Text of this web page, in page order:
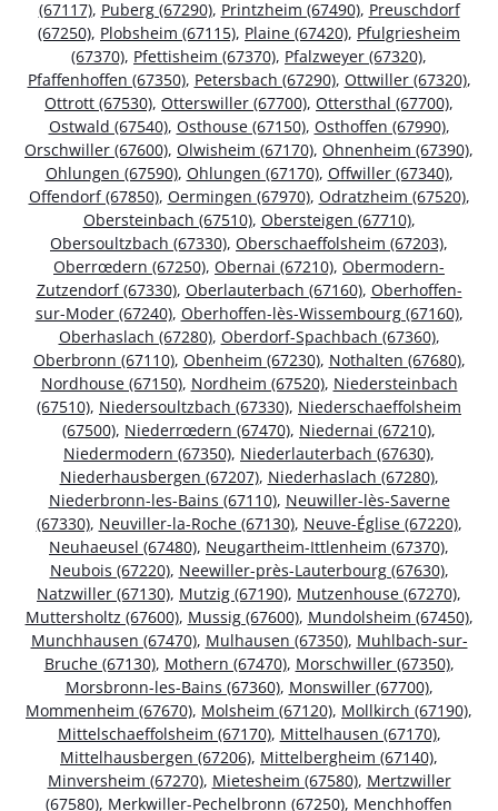
(67117), Puberg (67290), Printzheim (67490), Preuschdorf
(67250), Plobsheim (67115), Plaine (67420), Pfulgriesheim
(67370), Pfettisheim (67370), Pfalzweyer (67320),
Pfaffenhoffen (67350), Petersbach (67290), Ottwiller (67320),
Ottrott (67530), Otterswiller (67700), Ottersthal (67700),
Ostwald (67540), Osthouse (67150), Osthoffen (67990),
Orschwiller (67600), Olwisheim (67170), Ohnenheim (67390),
Ohlungen (67590), Ohlungen (67170), Offwiller (67340),
Offendorf (67850), Oermingen (67970), Odratzheim (67520),
Obersteinbach (67510), Obersteigen (67710),
Obersoultzbach (67330), Oberschaeffolsheim (67203),
Oberrœdern (67250), Obernai (67210), Obermodern-
Zutzendorf (67330), Oberlauterbach (67160), Oberhoffen-
sur-Moder (67240), Oberhoffen-lès-Wissembourg (67160),
Oberhaslach (67280), Oberdorf-Spachbach (67360),
Oberbronn (67110), Obenheim (67230), Nothalten (67680),
Nordhouse (67150), Nordheim (67520), Niedersteinbach
(67510), Niedersoultzbach (67330), Niederschaeffolsheim
(67500), Niederrœdern (67470), Niedernai (67210),
Niedermodern (67350), Niederlauterbach (67630),
Niederhausbergen (67207), Niederhaslach (67280),
Niederbronn-les-Bains (67110), Neuwiller-lès-Saverne
(67330), Neuviller-la-Roche (67130), Neuve-Église (67220),
Neuhaeusel (67480), Neugartheim-Ittlenheim (67370),
Neubois (67220), Neewiller-près-Lauterbourg (67630),
Natzwiller (67130), Mutzig (67190), Mutzenhouse (67270),
Muttersholtz (67600), Mussig (67600), Mundolsheim (67450),
Munchhausen (67470), Mulhausen (67350), Muhlbach-sur-
Bruche (67130), Mothern (67470), Morschwiller (67350),
Morsbronn-les-Bains (67360), Monswiller (67700),
Mommenheim (67670), Molsheim (67120), Mollkirch (67190),
Mittelschaeffolsheim (67170), Mittelhausen (67170),
Mittelhausbergen (67206), Mittelbergheim (67140),
Minversheim (67270), Mietesheim (67580), Mertzwiller
(67580), Merkwiller-Pechelbronn (67250), Menchhoffen